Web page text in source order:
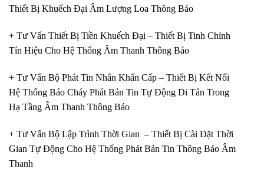
Thiết Bị Khuếch Đại Âm Lượng Loa Thông Báo
+ Tư Vấn Thiết Bị Tiền Khuếch Đại – Thiết Bị Tinh Chỉnh
Tín Hiệu Cho Hệ Thống Âm Thanh Thông Báo
+ Tư Vấn Bộ Phát Tin Nhắn Khấn Cấp – Thiết Bị Kết Nối
Hệ Thống Báo Cháy Phát Bản Tin Tự Động Di Tản Trong
Hạ Tầng Âm Thanh Thông Báo
+ Tư Vấn Bộ Lập Trình Thời Gian – Thiết Bị Cài Đặt Thời
Gian Tự Động Cho Hệ Thống Phát Bản Tin Thông Báo Âm
Thanh